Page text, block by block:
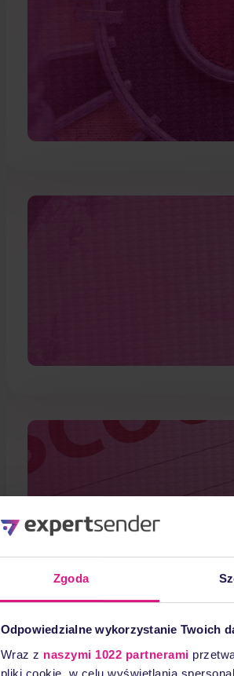
Zgoda
Odpowiedzialne wykorzystanie Twoich
Wraz z naszymi 1022 partnerami
pliki cookie, w celu wyświetlania